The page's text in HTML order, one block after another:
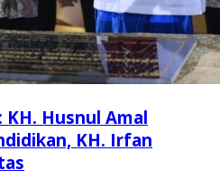
Husnul Amal
KH. Irfan